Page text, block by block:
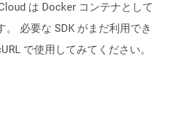
は Docker コンテナとして
。 必要な SDK がまだ利用でき
で使用してみてください。